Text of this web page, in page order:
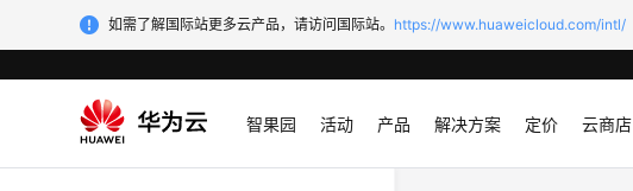
如需了解国际站更多云产品，请访问国际站。 https://www.huaweicloud.com/intl/
智果园 活动 产品 解决方案 定价 云商店